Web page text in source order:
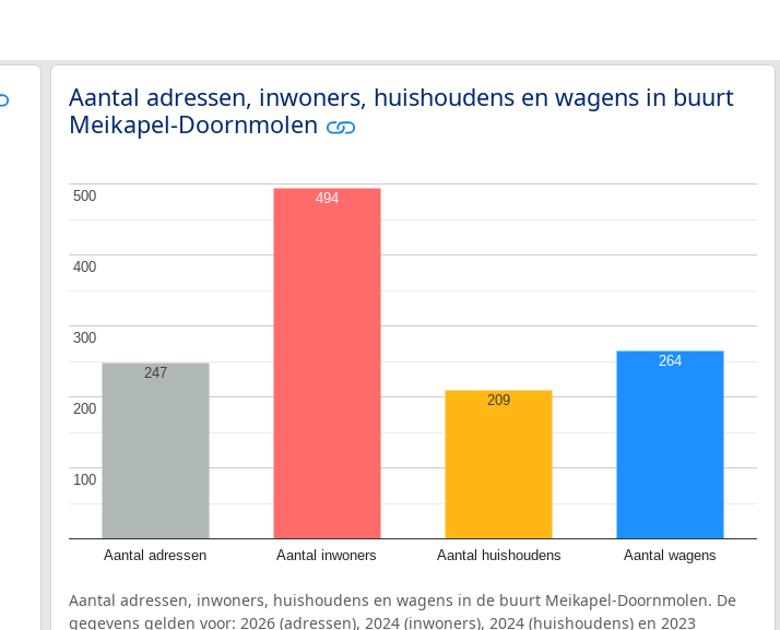
Aantal adressen, inwoners, huishoudens en wagens in buurt
Meikapel-Doornmolen
Aantal adressen Aantal inwoners Aantal huishoudens Aantal wagens
100
100
200
200
300
300
400
400
500
500
247
494
209
264
Aantal adressen, inwoners, huishoudens en wagens in de buurt Meikapel-Doornmolen. De
gegevens gelden voor: 2026 (adressen), 2024 (inwoners), 2024 (huishoudens) en 2023